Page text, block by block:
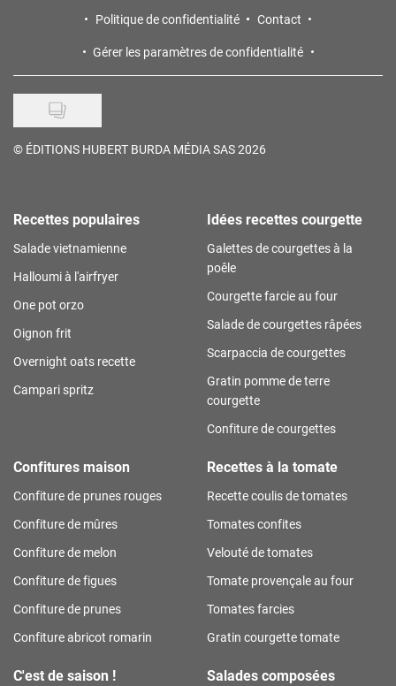
Politique de confidentialité
Contact
Gérer les paramètres de confidentialité
© ÉDITIONS HUBERT BURDA MÉDIA SAS 2026
Recettes populaires
Salade vietnamienne
Halloumi à l'airfryer
One pot orzo
Oignon frit
Overnight oats recette
Campari spritz
Idées recettes courgette
Galettes de courgettes à la
poêle
Courgette farcie au four
Salade de courgettes râpées
Scarpaccia de courgettes
Gratin pomme de terre
courgette
Confiture de courgettes
Confitures maison
Confiture de prunes rouges
Confiture de mûres
Confiture de melon
Confiture de figues
Confiture de prunes
Confiture abricot romarin
Recettes à la tomate
Recette coulis de tomates
Tomates confites
Velouté de tomates
Tomate provençale au four
Tomates farcies
Gratin courgette tomate
C'est de saison ! Salades composées